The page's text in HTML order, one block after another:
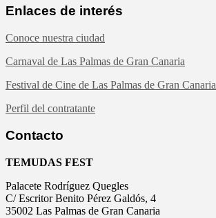
Enlaces de interés
Conoce nuestra ciudad
Carnaval de Las Palmas de Gran Canaria
Festival de Cine de Las Palmas de Gran Canaria
Perfil del contratante
Contacto
TEMUDAS FEST
Palacete Rodríguez Quegles
C/ Escritor Benito Pérez Galdós, 4
35002 Las Palmas de Gran Canaria